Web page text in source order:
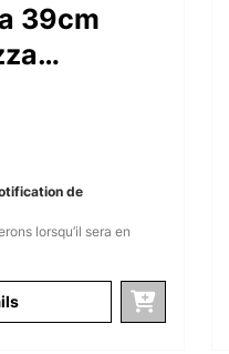
39cm
Noir
de
lorsqu’il sera en